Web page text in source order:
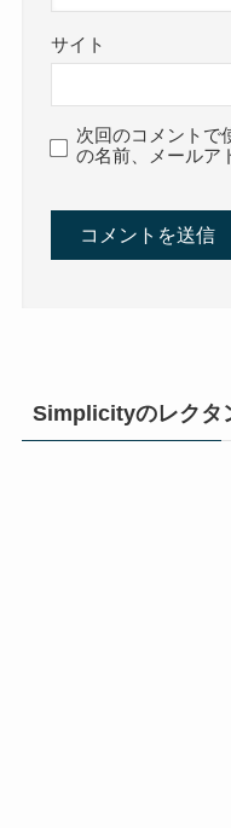
サイト
次回のコメントで
の名前、メールア
Simplicityのレクタ